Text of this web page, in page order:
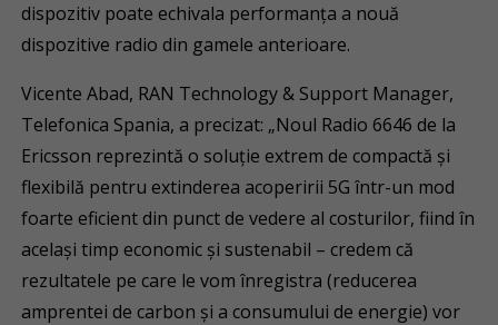
dispozitiv poate echivala performanța a nouă
dispozitive radio din gamele anterioare.
Vicente Abad, RAN Technology & Support Manager,
Telefonica Spania, a precizat: „Noul Radio 6646 de la
Ericsson reprezintă o soluție extrem de compactă și
flexibilă pentru extinderea acoperirii 5G într-un mod
foarte eficient din punct de vedere al costurilor, fiind în
același timp economic și sustenabil – credem că
rezultatele pe care le vom înregistra (reducerea
amprentei de carbon și a consumului de energie) vor